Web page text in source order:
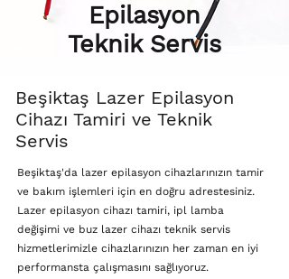
Epilasyon
Teknik Servis
Beşiktaş Lazer Epilasyon
Cihazı Tamiri ve Teknik
Servis
Beşiktaş'da lazer epilasyon cihazlarınızın tamir
ve bakım işlemleri için en doğru adrestesiniz.
Lazer epilasyon cihazı tamiri, ipl lamba
değişimi ve buz lazer cihazı teknik servis
hizmetlerimizle cihazlarınızın her zaman en iyi
performansta çalışmasını sağlıyoruz.